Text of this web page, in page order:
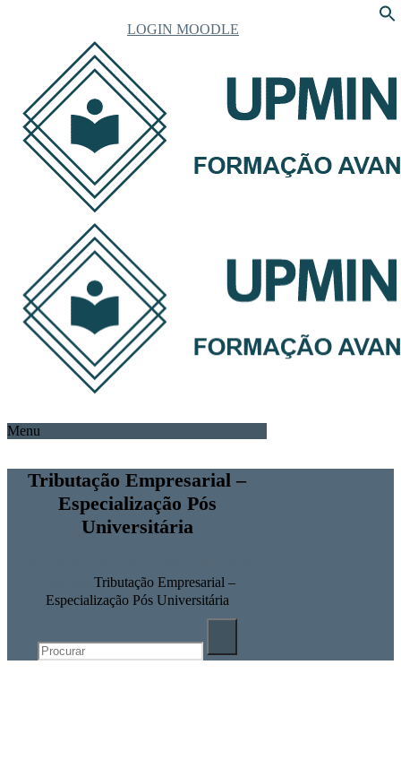
LOGIN MOODLE
Menu
Tributação Empresarial –
Especialização Pós
Universitária
Tributação Empresarial –
Especialização Pós Universitária